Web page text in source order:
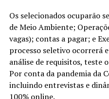
Os selecionados ocuparão
de Meio Ambiente;
vagas); contas a pagar; e
processo seletivo ocorrerá
análise de requisitos, teste
Por conta da pandemia da
incluindo entrevistas e
100% online.